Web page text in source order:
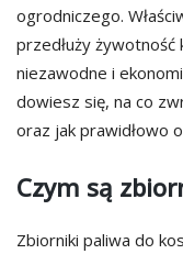
ogrodniczego.
przedłuży
niezawodne i
dowiesz się, na co
oraz jak prawidłowo
Czym są
Zbiorniki paliwa do